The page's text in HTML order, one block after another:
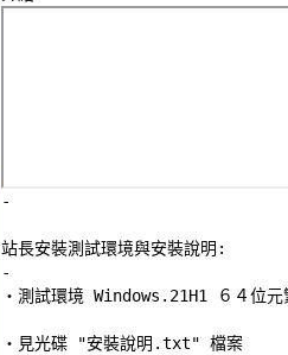
-
站長安裝測試環境與安裝說明:
-
‧測試環境 Windows.21H1 ６４位元
‧見光碟 "安裝說明.txt" 檔案